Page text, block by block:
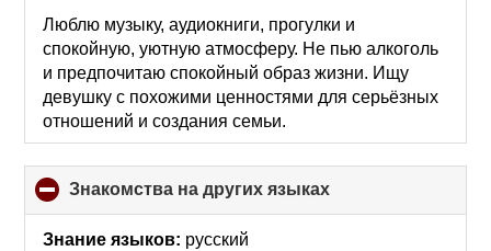
Люблю музыку, аудиокниги, прогулки и
спокойную, уютную атмосферу. Не пью алкоголь
и предпочитаю спокойный образ жизни. Ищу
девушку с похожими ценностями для серьёзных
отношений и создания семьи.
Знакомства на других языках
to
Знание языков: русский